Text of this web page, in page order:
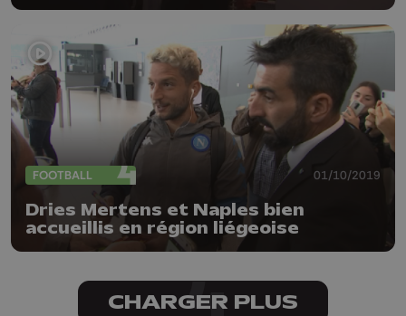
FOOTBALL 01/10/2019
Dries Mertens et Naples bien
accueillis en région liégeoise
CHARGER PLUS